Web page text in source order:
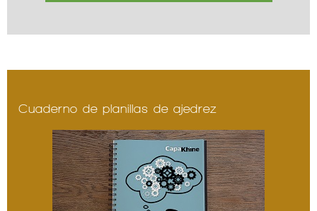
Cuaderno de planillas de ajedrez